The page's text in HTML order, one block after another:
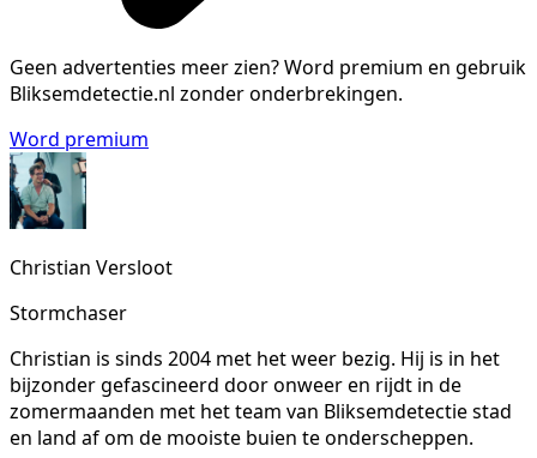
Geen advertenties meer zien?Word premium en gebruik
Bliksemdetectie.nl zonder onderbrekingen.
Word premium
Christian Versloot
Stormchaser
Christian is sinds 2004 met het weer bezig. Hij is in het
bijzonder gefascineerd door onweer en rijdt in de
zomermaanden met het team van Bliksemdetectie stad
en land af om de mooiste buien te onderscheppen.